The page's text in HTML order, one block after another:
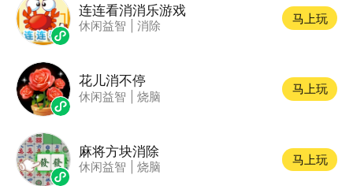
连连看消消乐游戏
休闲益智 消除
马上玩
花儿消不停
休闲益智 烧脑
马上玩
麻将方块消除
休闲益智 烧脑
马上玩